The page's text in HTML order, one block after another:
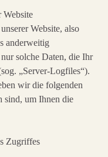
Website
Website, also
anderweitig
solche Daten, die Ihr
„Server-Logfiles“).
wir die folgenden
sind, um Ihnen die
Zugriffes